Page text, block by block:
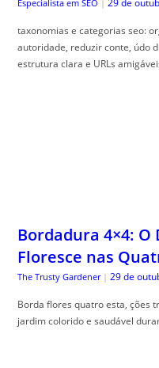
Especialista em SEO | 29 de
taxonomias e categorias seo:
autoridade, reduzir conte, údo
estrutura clara e URLs
Bordadura 4×4:
Floresce nas
The Trusty Gardener | 29 de
Borda flores quatro esta, ções
jardim colorido e saudável